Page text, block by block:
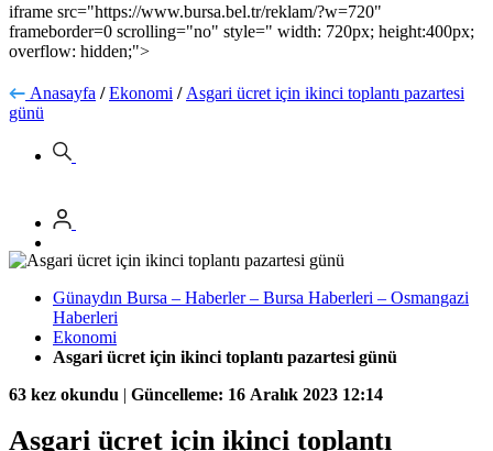
iframe src="https://www.bursa.bel.tr/reklam/?w=720"
frameborder=0 scrolling="no" style=" width: 720px; height:400px;
overflow: hidden;">
Anasayfa / Ekonomi / Asgari ücret için ikinci toplantı pazartesi
günü
Günaydın Bursa – Haberler – Bursa Haberleri – Osmangazi
Haberleri
Ekonomi
Asgari ücret için ikinci toplantı pazartesi günü
63 kez okundu | Güncelleme: 16 Aralık 2023 12:14
Asgari ücret için ikinci toplantı